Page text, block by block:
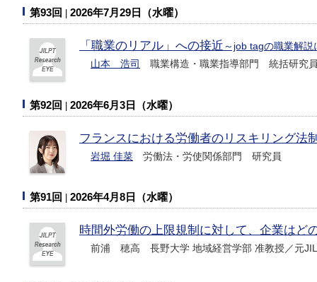
第93回 2026年7月29日（水曜）
「職業のリアル」への接近 ～job tagの職業解
山本 浩司
職業構造・職業指導部門 統括研究
第92回 2026年6月3日（水曜）
フランスにおける労働者のリスキリング法
岩堀 佳菜 労働法・労使関係部門 研究員
第91回 2026年4月8日（水曜）
時間外労働の上限規制に対して、企業はど
前浦 穂高 長野大学 地域経営学部 准教授／元